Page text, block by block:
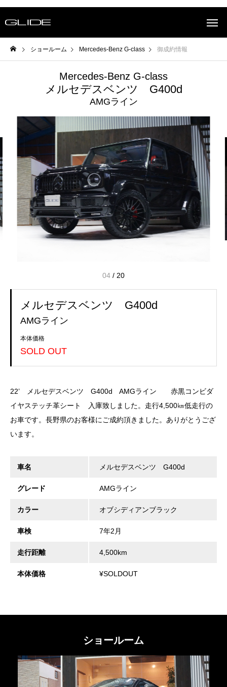
ショールーム Mercedes-Benz G-class 御成約情報
Mercedes-Benz G-class
メルセデスベンツ G400d
AMGライン
04 / 20
メルセデスベンツ G400d
AMGライン
本体価格
SOLD OUT
22’ メルセデスベンツ G400d AMGライン 赤黒コンビダ
イヤステッチ革シート 入庫致しました。走行4,500㎞低走行の
お車です。長野県のお客様にご成約頂きました。ありがとうござ
います。
車名 メルセデスベンツ G400d
グレード AMGライン
カラー オブシディアンブラック
車検 7年2月
走行距離 4,500km
本体価格 ¥SOLDOUT
ショールーム